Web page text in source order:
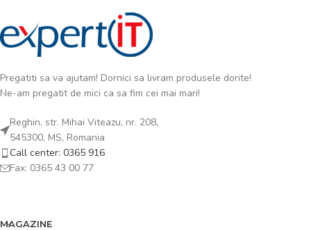
Pregatiti sa va ajutam! Dornici sa livram produsele dorite!
Ne-am pregatit de mici ca sa fim cei mai mari!
Reghin, str. Mihai Viteazu, nr. 208,
545300, MS, Romania
Call center: 0365 916
Fax: 0365 43 00 77
MAGAZINE